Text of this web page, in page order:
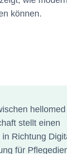
können.
stellt einen
Richtung
für